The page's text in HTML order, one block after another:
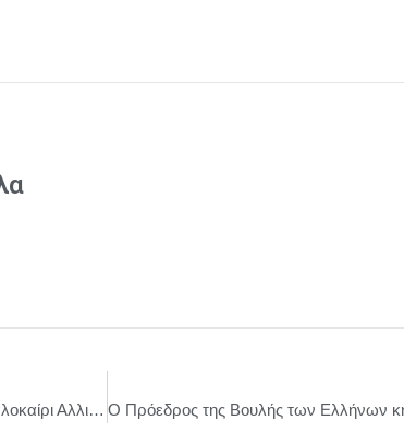
Δημήτρης Μπάσης – Βίκυ Καρατζόγλου | «Καλοκαίρι Αλλιώς» στην Ταράτσα του Λαμπέτη, Παρασκευή 4 Ιουλίου